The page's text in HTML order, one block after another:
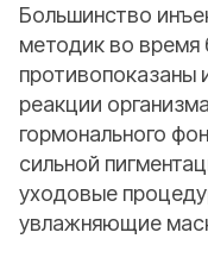
Большинство
методик во время
противопоказаны
реакции
гормонального
сильной
уходовые
увлажняющие